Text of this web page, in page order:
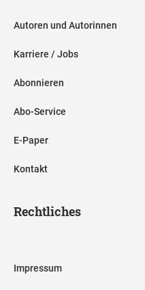
Autoren und Autorinnen
Karriere / Jobs
Abonnieren
Abo-Service
E-Paper
Kontakt
Rechtliches
Impressum